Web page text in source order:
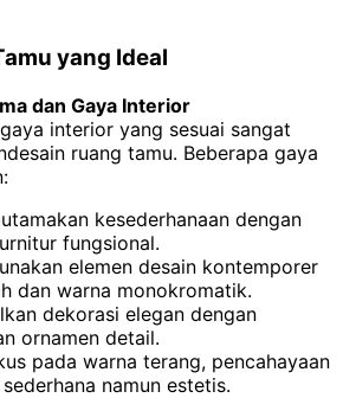
yang Ideal
dan Gaya Interior
interior yang sesuai sangat
ruang tamu. Beberapa gaya
kesederhanaan dengan
fungsional.
elemen desain kontemporer
dan warna monokromatik.
dekorasi elegan dengan
ornamen detail.
pada warna terang, pencahayaan
namun estetis.